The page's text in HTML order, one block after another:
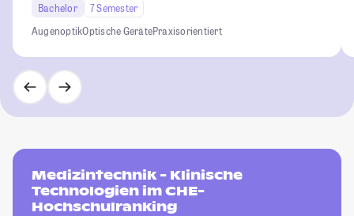
Bachelor
7 Semester
AugenoptikOptische GerätePraxisorientiert
Medizintechnik - Klinische
Technologien im CHE-
Hochschulranking